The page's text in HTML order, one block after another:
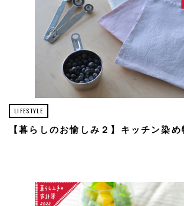
LIFESTYLE
【暮らしのお愉しみ２】キッチン染め